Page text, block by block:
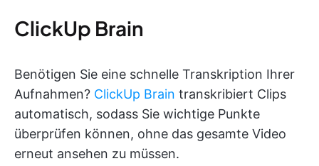
ClickUp Brain
Benötigen Sie eine schnelle Transkription Ihrer
Aufnahmen? ClickUp Brain transkribiert Clips
automatisch, sodass Sie wichtige Punkte
überprüfen können, ohne das gesamte Video
erneut ansehen zu müssen.